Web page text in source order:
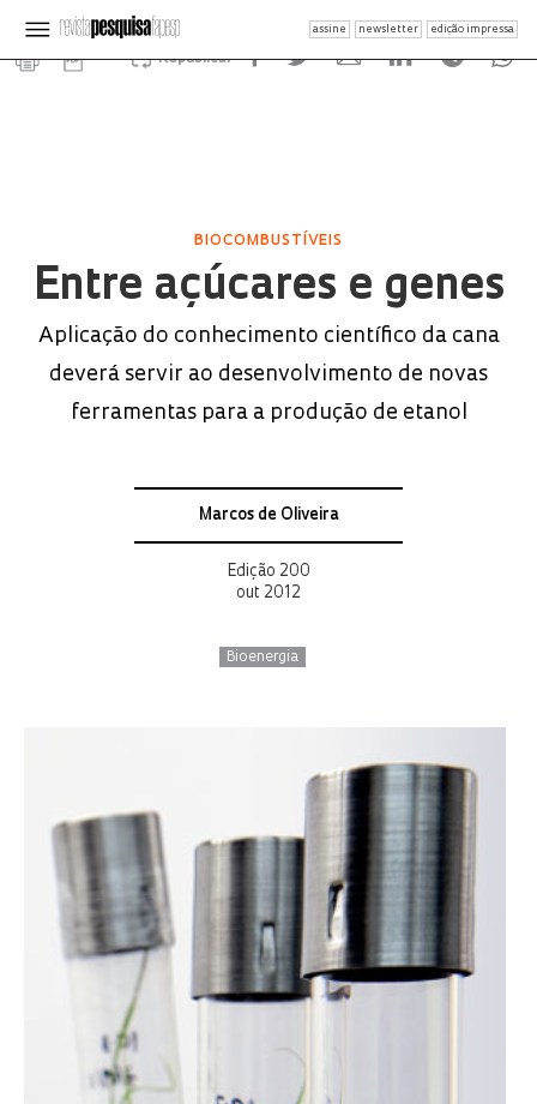
assine newsletter edição impressa
Republicar
BIOCOMBUSTÍVEIS
Entre açúcares e genes
Aplicação do conhecimento científico da cana
deverá servir ao desenvolvimento de novas
ferramentas para a produção de etanol
Marcos de Oliveira
Edição 200
out 2012
Bioenergia